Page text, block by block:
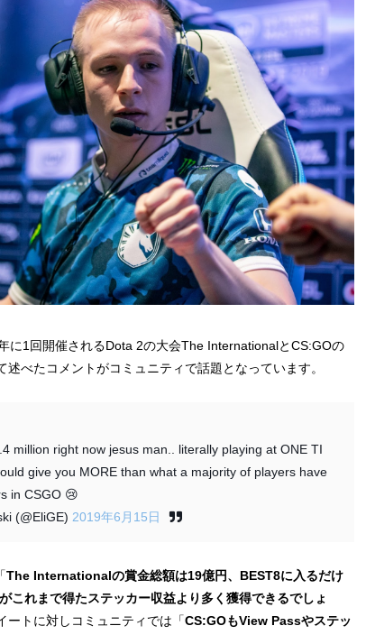
に1回開催されるDota 2の大会The InternationalとCS:GOの
述べたコメントがコミュニティで話題となっています。
million right now jesus man.. literally playing at ONE TI
give you MORE than what a majority of players have
in CSGO 😢
(@EliGE) 2019年6月15日
The Internationalの賞金総額は19億円、BEST8に入るだけ
これまで得たステッカー収益より多く獲得できるでしょ
ートに対しコミュニティでは「CS:GOもView Passやステッ